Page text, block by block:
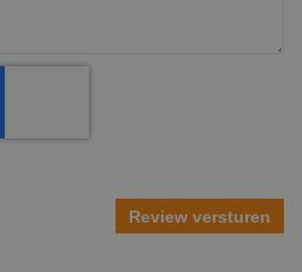
Review versturen